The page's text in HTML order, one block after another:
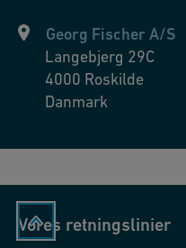
at forbedre vandkvaliteten
opløst ilt (DO) sensorer.
Georg Fischer A/S
Langebjerg 29C
4000 Roskilde
Danmark
Vores retningslinier